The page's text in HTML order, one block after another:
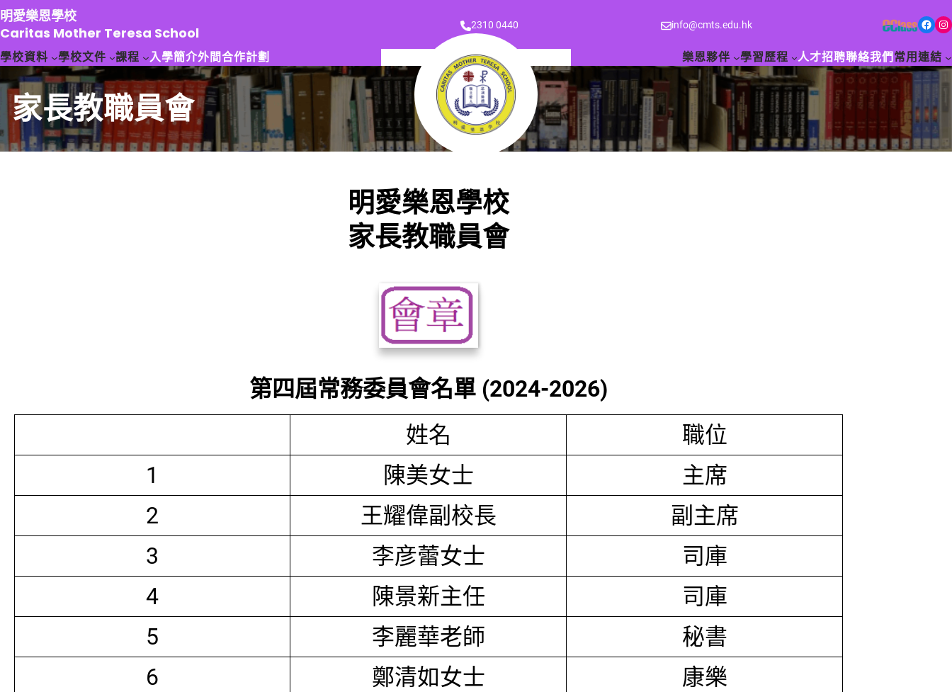
跳
至
主
要
容
明愛樂恩學校
Caritas Mother Teresa School
2310 0440 info@cmts.edu.hk Facebook Instagram
學校資料 學校文件 課程 入學簡介外間合作計劃 樂恩夥伴 學習歷程 人才招聘聯絡我們 常用連結
家長教職員會
明愛樂恩學校
家長教職員會
第四屆常務委員會名單 (2024-2026)
姓名
職位
1
陳美女士
主席
2
王耀偉副校長
副主席
3
李彦蕾女士
司庫
4
陳景新主任
司庫
5
李麗華老師
秘書
6
鄭清如女士
康樂